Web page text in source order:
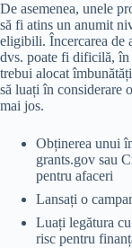
De asemenea, unele
să fi atins un anumit
eligibili. Încercarea de
dvs. poate fi dificilă, în
trebui alocat
să luați în considerare
mai jos.
Obținerea unui
grants.gov sau
pentru afaceri
Lansați o
Luați legătura
risc pentru